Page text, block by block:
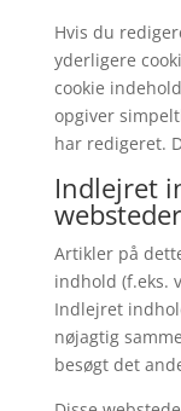
Hvis du
yderligere
cookie
opgiver
har redigeret.
Indlejret
websteder
Artikler på
indhold (f.eks.
Indlejret
nøjagtig
besøgt det